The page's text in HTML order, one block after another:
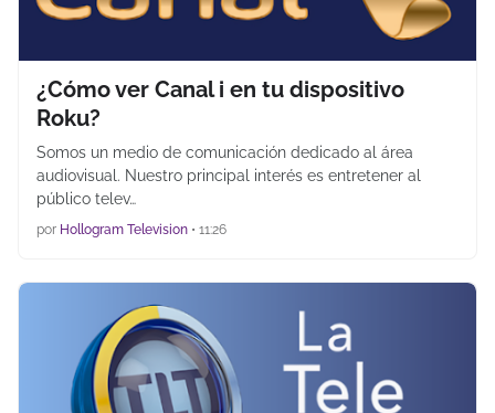
¿Cómo ver Canal i en tu dispositivo
Roku?
Somos un medio de comunicación dedicado al área
audiovisual. Nuestro principal interés es entretener al
público telev…
por Hollogram Television • 11:26